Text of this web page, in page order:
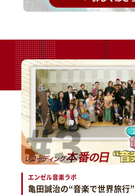
エンゼル音楽ラボ
亀田誠治の“音楽で世界旅行”